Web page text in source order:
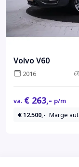
Volvo V60
2016
va. € 263,- p/m
€ 12.500,- Marge